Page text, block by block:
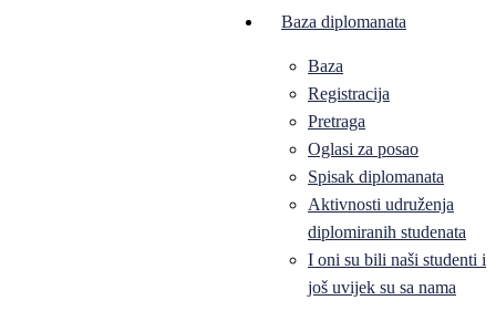
Baza diplomanata
Baza
Registracija
Pretraga
Oglasi za posao
Spisak diplomanata
Aktivnosti udruženja
diplomiranih studenata
I oni su bili naši studenti i
još uvijek su sa nama